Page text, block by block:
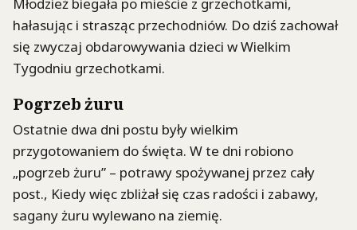
hałasując i strasząc przechodniów. Do dziś zachował
się zwyczaj obdarowywania dzieci w Wielkim
Tygodniu grzechotkami.
Pogrzeb żuru
Ostatnie dwa dni postu były wielkim
przygotowaniem do święta. W te dni robiono
„pogrzeb żuru” – potrawy spożywanej przez cały
post., Kiedy więc zbliżał się czas radości i zabawy,
sagany żuru wylewano na ziemię.